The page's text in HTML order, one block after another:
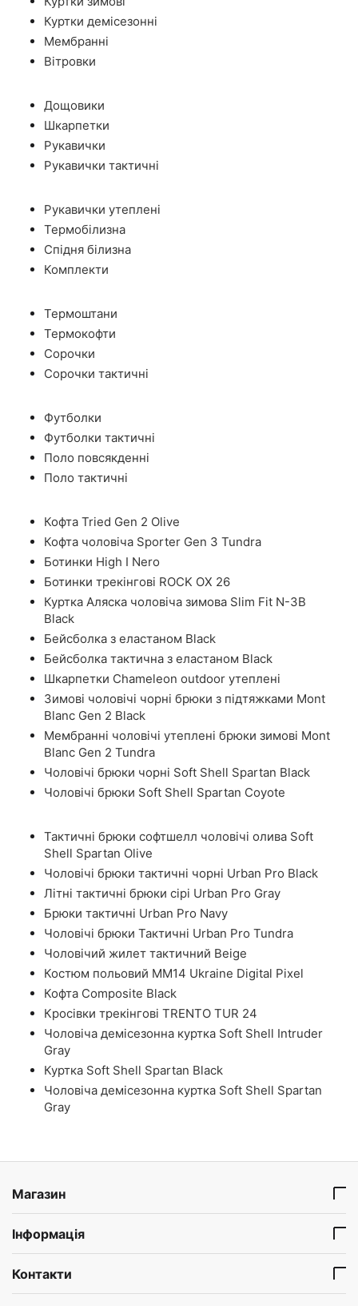
Куртки демісезонні
Мембранні
Вітровки
Дощовики
Шкарпетки
Рукавички
Рукавички тактичні
Рукавички утеплені
Термобілизна
Спідня білизна
Комплекти
Термоштани
Термокофти
Сорочки
Сорочки тактичні
Футболки
Футболки тактичні
Поло повсякденні
Поло тактичні
Кофта Tried Gen 2 Olive
Кофта чоловіча Sporter Gen 3 Tundra
Ботинки High I Nero
Ботинки трекінгові ROCK OX 26
Куртка Аляска чоловіча зимова Slim Fit N-3B
Black
Бейсболка з еластаном Black
Бейсболка тактична з еластаном Black
Шкарпетки Chameleon outdoor утеплені
Зимові чоловічі чорні брюки з підтяжками Mont
Blanc Gen 2 Black
Мембранні чоловічі утеплені брюки зимові Mont
Blanc Gen 2 Tundra
Чоловічі брюки чорні Soft Shell Spartan Black
Чоловічі брюки Soft Shell Spartan Coyote
Тактичні брюки софтшелл чоловічі олива Soft
Shell Spartan Olive
Чоловічі брюки тактичні чорні Urban Pro Black
Літні тактичні брюки сірі Urban Pro Gray
Брюки тактичні Urban Pro Navy
Чоловічі брюки Тактичні Urban Pro Tundra
Чоловічий жилет тактичний Beige
Костюм польовий ММ14 Ukraine Digital Pixel
Кофта Composite Black
Кросівки трекінгові TRENTO TUR 24
Чоловіча демісезонна куртка Soft Shell Intruder
Gray
Куртка Soft Shell Spartan Black
Чоловіча демісезонна куртка Soft Shell Spartan
Gray
Магазин
Інформація
Контакти